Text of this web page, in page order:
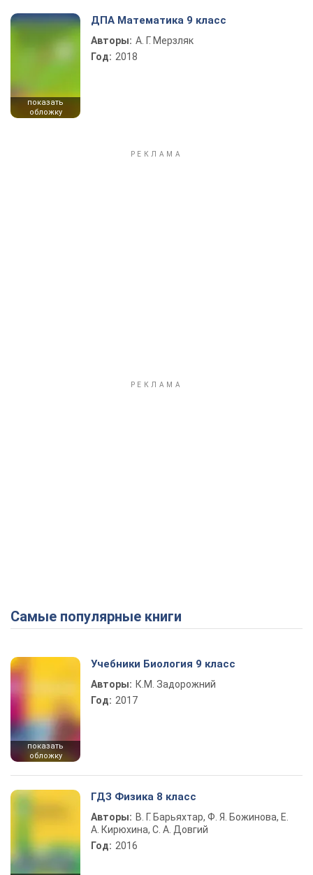
показать
обложку
ДПА Математика 9 класс
Авторы: А. Г. Мерзляк
Год: 2018
Самые популярные книги
показать
обложку
Учебники Биология 9 класс
Авторы: К.М. Задорожний
Год: 2017
ГДЗ Физика 8 класс
Авторы: В. Г. Барьяхтар, Ф. Я. Божинова, Е.
А. Кирюхина, С. А. Довгий
Год: 2016